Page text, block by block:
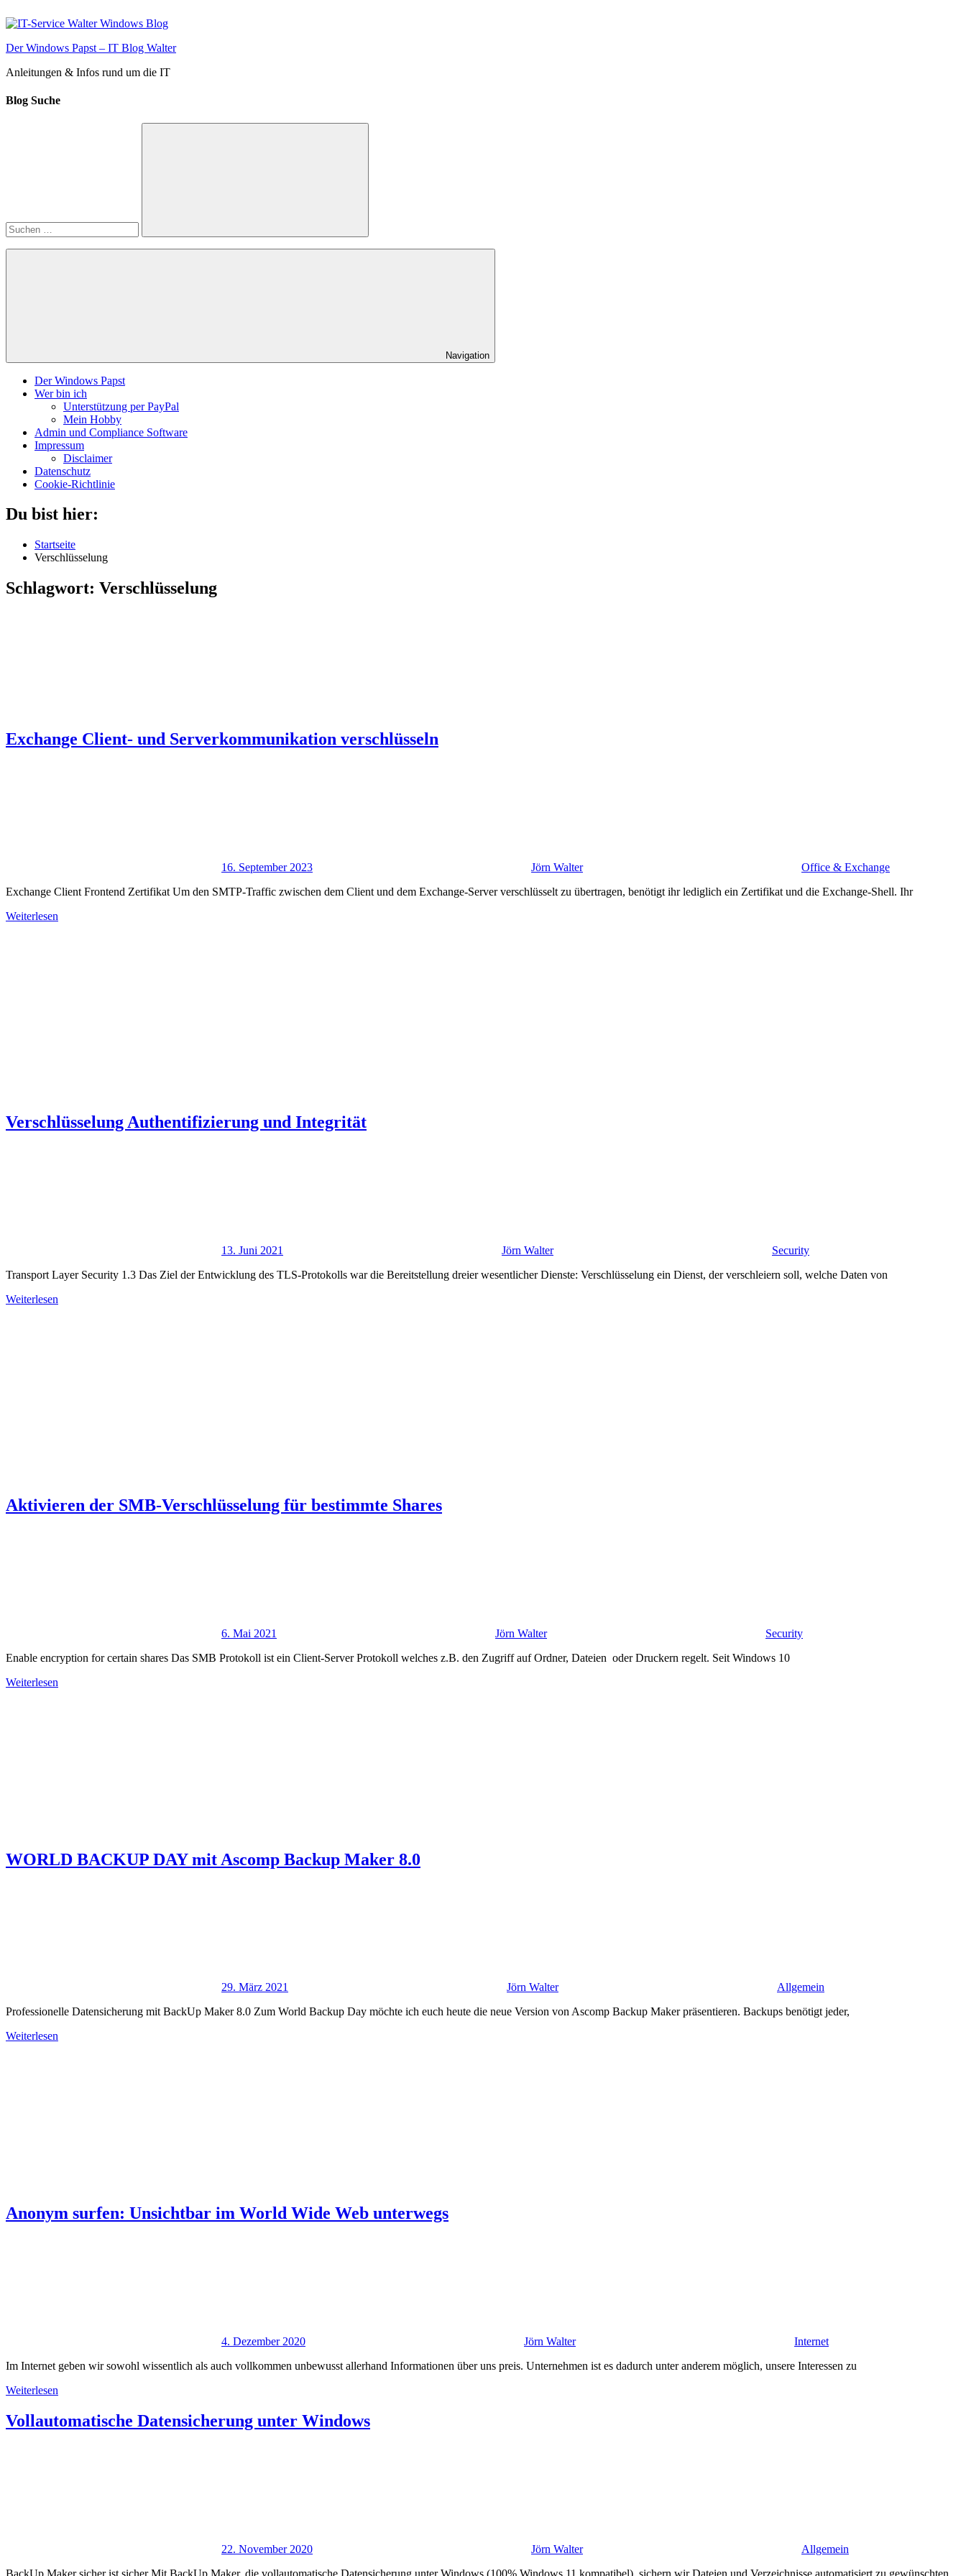
Inhalt
Der Windows Papst – IT Blog Walter
Anleitungen & Infos rund um die IT
Blog Suche
Suchen
Navigation
Der Windows Papst
Wer bin ich
Unterstützung per PayPal
Mein Hobby
Admin und Compliance Software
Impressum
Disclaimer
Datenschutz
Cookie-Richtlinie
Du bist hier:
Startseite
Verschlüsselung
Schlagwort: Verschlüsselung
Exchange Client- und Serverkommunikation verschlüsseln
16. September 2023 Jörn Walter
Office & Exchange
Exchange Client Frontend Zertifikat Um den SMTP-Traffic zwischen dem Client und dem Exchange-Server verschlüsselt zu übertragen, benötigt ihr lediglich ein Zertifikat und die Exchange-Shell. Ihr
Weiterlesen
Verschlüsselung Authentifizierung und Integrität
13. Juni 2021 Jörn Walter
Security
Transport Layer Security 1.3 Das Ziel der Entwicklung des TLS-Protokolls war die Bereitstellung dreier wesentlicher Dienste: Verschlüsselung ein Dienst, der verschleiern soll, welche Daten von
Weiterlesen
Aktivieren der SMB-Verschlüsselung für bestimmte Shares
6. Mai 2021 Jörn Walter
Security
Enable encryption for certain shares Das SMB Protokoll ist ein Client-Server Protokoll welches z.B. den Zugriff auf Ordner, Dateien oder Druckern regelt. Seit Windows 10
Weiterlesen
WORLD BACKUP DAY mit Ascomp Backup Maker 8.0
29. März 2021 Jörn Walter
Allgemein
Professionelle Datensicherung mit BackUp Maker 8.0 Zum World Backup Day möchte ich euch heute die neue Version von Ascomp Backup Maker präsentieren. Backups benötigt jeder,
Weiterlesen
Anonym surfen: Unsichtbar im World Wide Web unterwegs
4. Dezember 2020 Jörn Walter
Internet
Im Internet geben wir sowohl wissentlich als auch vollkommen unbewusst allerhand Informationen über uns preis. Unternehmen ist es dadurch unter anderem möglich, unsere Interessen zu
Weiterlesen
Vollautomatische Datensicherung unter Windows
22. November 2020 Jörn Walter
Allgemein
BackUp Maker sicher ist sicher Mit BackUp Maker, die vollautomatische Datensicherung unter Windows (100% Windows 11 kompatibel), sichern wir Dateien und Verzeichnisse automatisiert zu gewünschten